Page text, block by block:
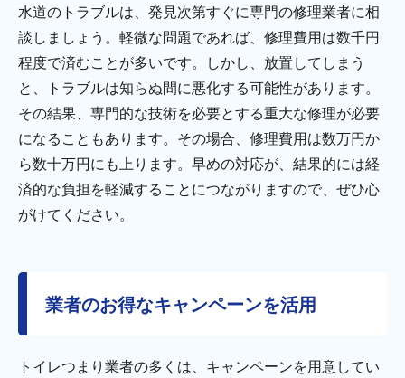
水道のトラブルは、発見次第すぐに専門の修理業者に相
談しましょう。軽微な問題であれば、修理費用は数千円
程度で済むことが多いです。しかし、放置してしまう
と、トラブルは知らぬ間に悪化する可能性があります。
その結果、専門的な技術を必要とする重大な修理が必要
になることもあります。その場合、修理費用は数万円か
ら数十万円にも上ります。早めの対応が、結果的には経
済的な負担を軽減することにつながりますので、ぜひ心
がけてください。
業者のお得なキャンペーンを活用
トイレつまり業者の多くは、キャンペーンを用意してい